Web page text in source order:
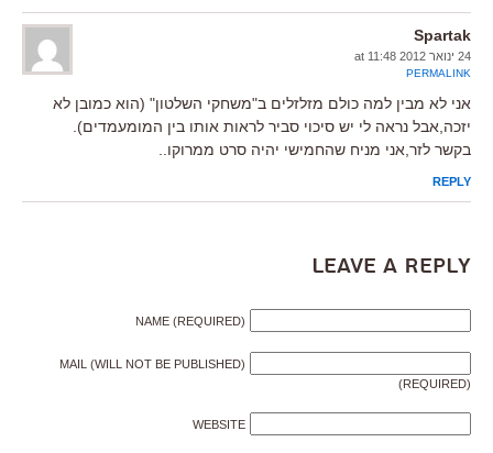
Spartak
24 ינואר 2012 at 11:48
PERMALINK
אני לא מבין למה כולם מזלזלים ב"משחקי השלטון" (הוא כמובן לא
יזכה,אבל נראה לי יש סיכוי סביר לראות אותו בין המומעמדים).
בקשר לזר,אני מניח שהחמישי יהיה סרט ממרוקו..
REPLY
Leave a Reply
NAME (REQUIRED)
MAIL (WILL NOT BE PUBLISHED)
(REQUIRED)
WEBSITE